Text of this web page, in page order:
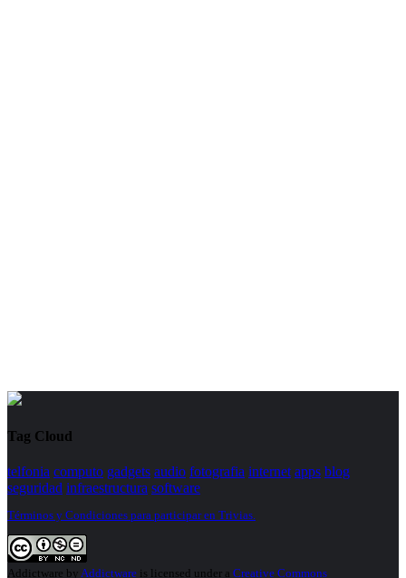
Tag Cloud
telfonia computo gadgets audio fotografia internet apps blog
seguridad infraestructura software
Términos y Condiciones para participar en Trivias.
Addictware by Addictware is licensed under a Creative Commons